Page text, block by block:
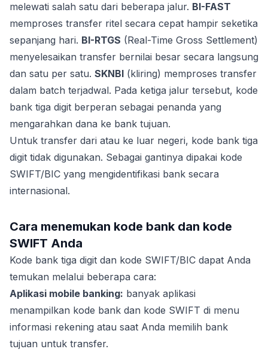
melewati salah satu dari beberapa jalur. BI-FAST
memproses transfer ritel secara cepat hampir seketika
sepanjang hari. BI-RTGS (Real-Time Gross Settlement)
menyelesaikan transfer bernilai besar secara langsung
dan satu per satu. SKNBI (kliring) memproses transfer
dalam batch terjadwal. Pada ketiga jalur tersebut, kode
bank tiga digit berperan sebagai penanda yang
mengarahkan dana ke bank tujuan.
Untuk transfer dari atau ke luar negeri, kode bank tiga
digit tidak digunakan. Sebagai gantinya dipakai kode
SWIFT/BIC yang mengidentifikasi bank secara
internasional.
Cara menemukan kode bank dan kode
SWIFT Anda
Kode bank tiga digit dan kode SWIFT/BIC dapat Anda
temukan melalui beberapa cara:
Aplikasi mobile banking: banyak aplikasi
menampilkan kode bank dan kode SWIFT di menu
informasi rekening atau saat Anda memilih bank
tujuan untuk transfer.